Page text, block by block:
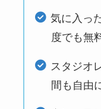
気に入っ
度でも無
スタジオ
間も自由